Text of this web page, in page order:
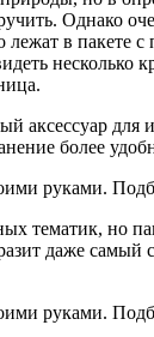
Однако
лежат в пакете с
несколько
аксессуар для
более
тематик, но
даже самый